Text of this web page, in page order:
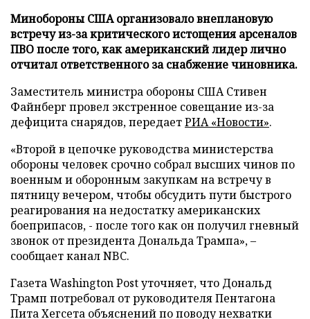
Минобороны США организовало внеплановую
встречу из-за критического истощения арсеналов
ПВО после того, как американский лидер лично
отчитал ответственного за снабжение чиновника.
Заместитель министра обороны США Стивен
Файнберг провел экстренное совещание из-за
дефицита снарядов, передаетРИА «Новости».
«Второй в цепочке руководства министерства
обороны человек срочно собрал высших чинов по
военным и оборонным закупкам на встречу в
пятницу вечером, чтобы обсудить пути быстрого
реагирования на недостатку американских
боеприпасов, - после того как он получил гневный
звонок от президента Дональда Трампа», –
сообщает канал NBC.
Газета Washington Post уточняет, что Дональд
Трамп потребовал от руководителя Пентагона
Пита Хегсета объяснений по поводу нехватки